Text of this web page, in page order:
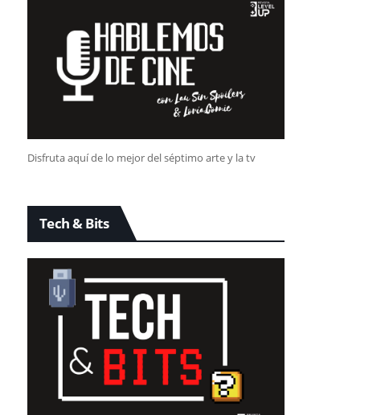
Disfruta aquí de lo mejor del séptimo arte y la tv
Tech & Bits